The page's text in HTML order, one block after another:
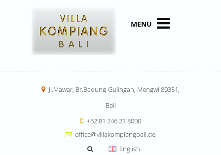
MENU
Jl.Mawar, Br.Badung-Gulingan, Mengwi 80351,
Bali
+62 81 246 21 8000
office@villakompiangbali.de
English